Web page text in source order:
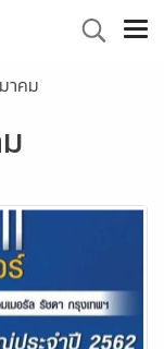
าคม